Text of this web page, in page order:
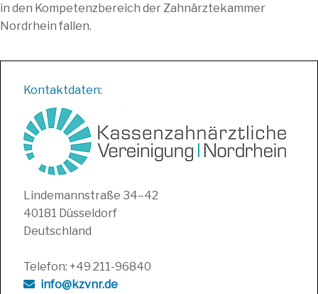
in den Kompetenzbereich der Zahnärztekammer
Nordrhein fallen.
Kontaktdaten:
Lindemannstraße 34–42
40181 Düsseldorf
Deutschland
Telefon: +49 211-96840
info@kzvnr.de